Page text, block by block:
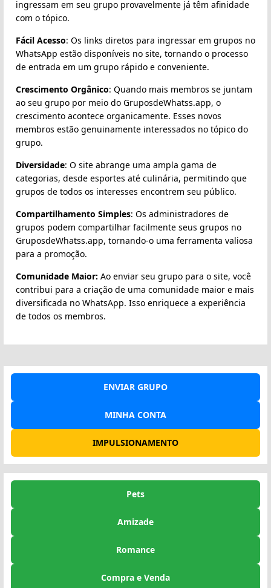
ingressam em seu grupo provavelmente já têm afinidade
com o tópico.
Fácil Acesso: Os links diretos para ingressar em grupos no
WhatsApp estão disponíveis no site, tornando o processo
de entrada em um grupo rápido e conveniente.
Crescimento Orgânico: Quando mais membros se juntam
ao seu grupo por meio do GruposdeWhatss.app, o
crescimento acontece organicamente. Esses novos
membros estão genuinamente interessados no tópico do
grupo.
Diversidade: O site abrange uma ampla gama de
categorias, desde esportes até culinária, permitindo que
grupos de todos os interesses encontrem seu público.
Compartilhamento Simples: Os administradores de
grupos podem compartilhar facilmente seus grupos no
GruposdeWhatss.app, tornando-o uma ferramenta valiosa
para a promoção.
Comunidade Maior: Ao enviar seu grupo para o site, você
contribui para a criação de uma comunidade maior e mais
diversificada no WhatsApp. Isso enriquece a experiência
de todos os membros.
ENVIAR GRUPO
MINHA CONTA
IMPULSIONAMENTO
Pets
Amizade
Romance
Compra e Venda